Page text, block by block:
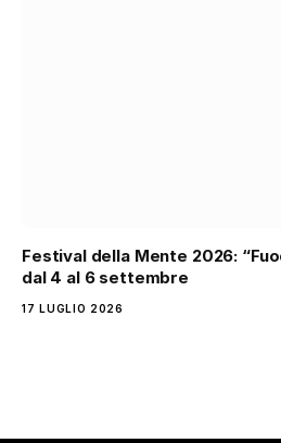
Festival della Mente 2026:
dal 4 al 6 settembre
17 LUGLIO 2026